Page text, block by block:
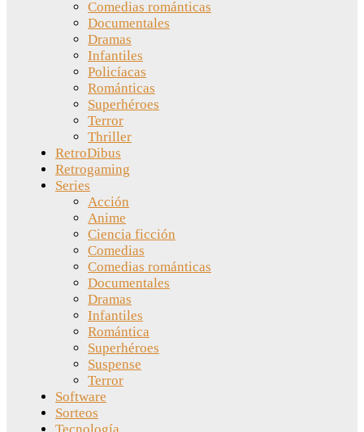
Comedias románticas
Documentales
Dramas
Infantiles
Policíacas
Románticas
Superhéroes
Terror
Thriller
RetroDibus
Retrogaming
Series
Acción
Anime
Ciencia ficción
Comedias
Comedias románticas
Documentales
Dramas
Infantiles
Romántica
Superhéroes
Suspense
Terror
Software
Sorteos